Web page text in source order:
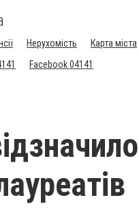
Нерухомість
Карта міста
Facebook 04141